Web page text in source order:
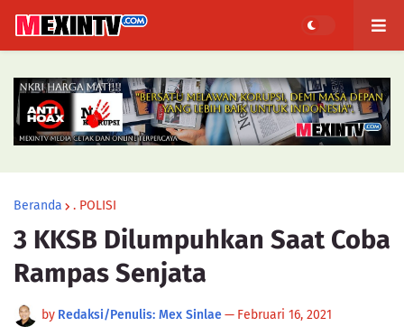
Beranda . POLISI
3 KKSB Dilumpuhkan Saat Coba
Rampas Senjata
by Redaksi/Penulis: Mex Sinlae— Februari 16, 2021